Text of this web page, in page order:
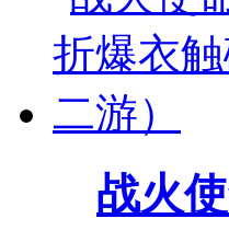
战火